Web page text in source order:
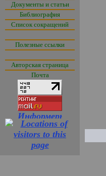
Документы и статьи
Библиография
Список сокращений
Полезные ссылки
Авторская страница
Почта